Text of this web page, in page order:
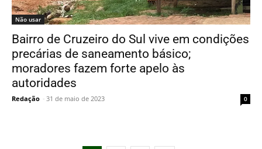
Não usar
Bairro de Cruzeiro do Sul vive em condições
precárias de saneamento básico;
moradores fazem forte apelo às
autoridades
Redação - 31 de maio de 2023 0